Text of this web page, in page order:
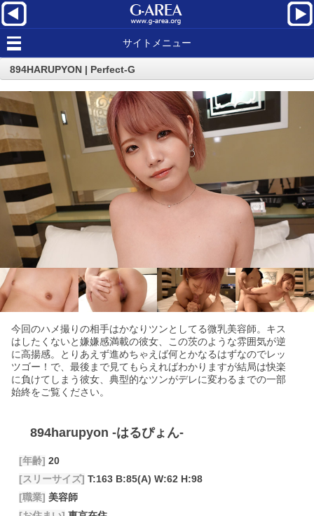
サイトメニュー
894HARUPYON | Perfect-G
今回のハメ撮りの相手はかなりツンとしてる微乳美容師。キス
はしたくないと嫌嫌感満載の彼女、この茨のような雰囲気が逆
に高揚感。とりあえず進めちゃえば何とかなるはずなのでレッ
ツゴー！で、最後まで見てもらえればわかりますが結局は快楽
に負けてしまう彼女、典型的なツンがデレに変わるまでの一部
始終をご覧ください。
894harupyon -はるぴょん-
[年齢] 20
[スリーサイズ] T:163 B:85(A) W:62 H:98
[職業] 美容師